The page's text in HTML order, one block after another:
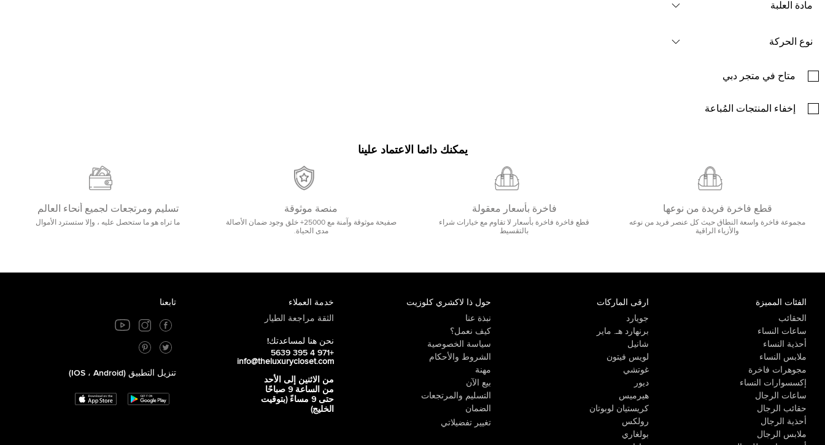
مادة العلبة
نوع الحركة
متاح في متجر دبي
إخفاء المنتجات المُباعة
يمكنك دائما الاعتماد علينا
قطع فاخرة فريدة من نوعها
مجموعة فاخرة واسعة النطاق حيث كل عنصر فريد من نوعه
والأزياء الراقية
فاخرة بأسعار معقولة
قطع فاخرة فاخرة بأسعار لا تقاوم مع خيارات شراء
بالتقسيط
منصة موثوقة
صفيحة موثوقة وآمنة مع 25000+ خلق وجود ضمان الأصالة
مدى الحياة.
تسليم ومرتجعات لجميع أنحاء العالم
ما تراه هو ما ستحصل عليه ، وإلا ستسترد الأموال
الفئات المميزة
الحقائب
ساعات النساء
أحذية النساء
ملابس النساء
مجوهرات فاخرة
إكسسوارات النساء
ساعات الرجال
حقائب الرجال
أحذية الرجال
ملابس الرجال
ارقى الماركات
جويارد
برنهارد هـ. ماير
شانيل
لويس فيتون
غوتشي
ديور
هيرميس
كريستيان لوبوتان
رولكس
بولغاري
حول ذا لاكشري كلوزيت
نبذة عنا
كيف نعمل؟
سياسة الخصوصية
الشروط والأحكام
مهنة
بيع الآن
التسليم والمرتجعات
الضمان
تغيير تفضيلاتي
خدمة العملاء
الثقة مراجعة الطيار
نحن هنا لمساعدتك!
+971 4 395 5639
info@theluxurycloset.com
من الاثنين إلى الأحد
من الساعة 9 صباحًا
حتى 9 مساءً (بتوقيت
الخليج)
تابعنا
تنزيل التطبيق (iOS ، Android)